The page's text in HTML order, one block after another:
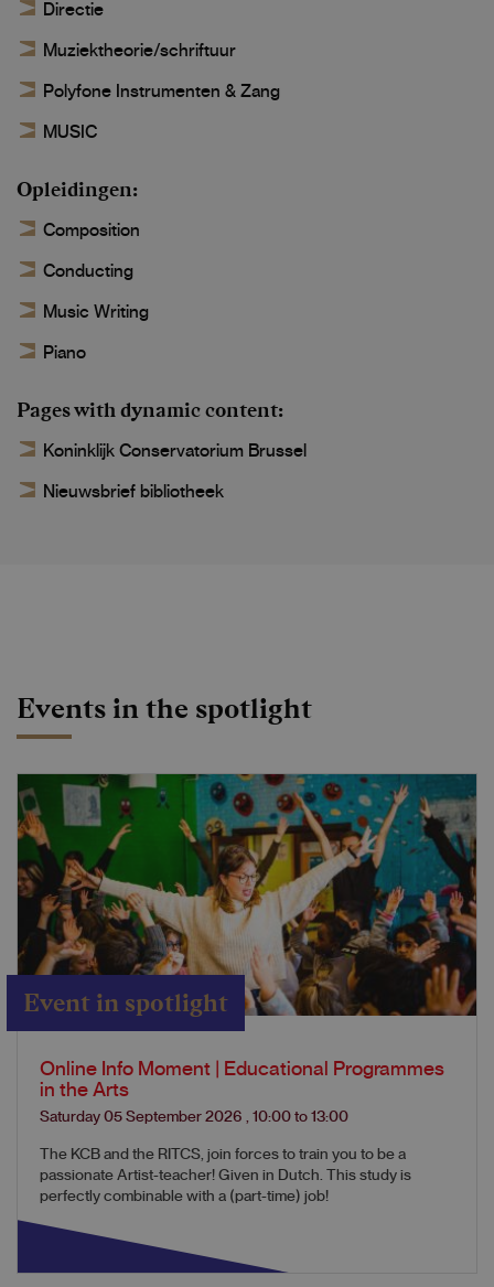
Directie
Muziektheorie/schriftuur
Polyfone Instrumenten & Zang
MUSIC
Opleidingen
Composition
Conducting
Music Writing
Piano
Pages with dynamic content
Koninklijk Conservatorium Brussel
Nieuwsbrief bibliotheek
Events in the spotlight
Event in spotlight
Online Info Moment | Educational Programmes
in the Arts
Saturday 05 September 2026 , 10:00 to 13:00
The KCB and the RITCS, join forces to train you to be a
passionate Artist-teacher! Given in Dutch. This study is
perfectly combinable with a (part-time) job!